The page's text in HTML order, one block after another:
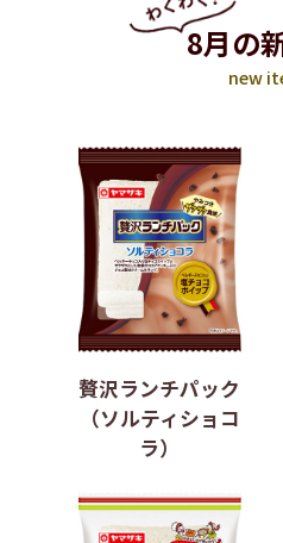
8月の
new
贅沢ランチパック
（ソルティショコ
ラ）